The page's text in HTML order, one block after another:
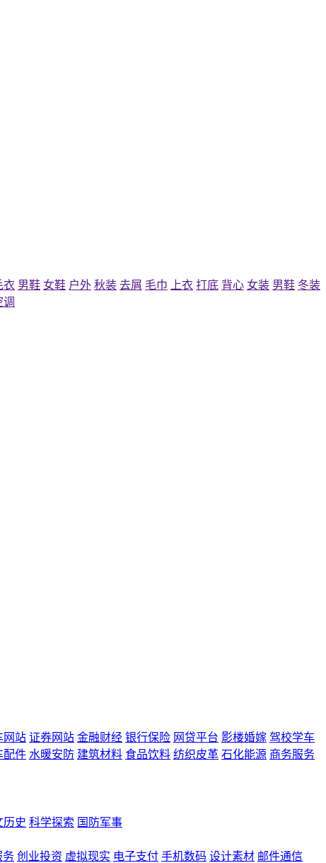
衣 男鞋 女鞋 户外 秋装 去屑 毛巾 上衣 打底 背心 女装 男鞋 冬装
调
网站 证券网站 金融财经 银行保险 网贷平台 影楼婚嫁 驾校学车
配件 水暖安防 建筑材料 食品饮料 纺织皮革 石化能源 商务服务
历史 科学探索 国防军事
务 创业投资 虚拟现实 电子支付 手机数码 设计素材 邮件通信